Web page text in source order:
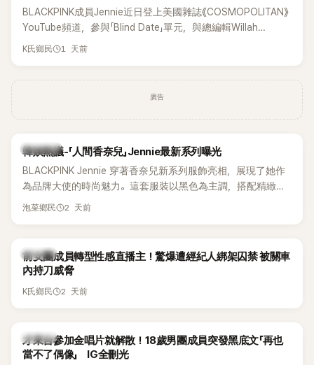
BLACKPINK成員Jennie近日登上美國雜誌《COSMOPOLITAN》
YouTube頻道，參與「Blind Date」單元，與總編輯Willah
Bennett大聊感情話題，從挑選約會對象、聯絡方式，到第一次
K氏鄉民 1 天前
廣告
熱議討論
韓娛熱議-「人間香奈兒」Jennie最新系列曝光
BLACKPINK Jennie 穿著香奈兒新系列服飾亮相，展現了她作
為品牌大使的時尚魅力。這套服裝以黑色為主調，搭配精緻的
細節，完美襯托出 Jennie 的優雅氣質。
泡菜鄉民 2 天前
K-POP
前女團成員轉型性感直播主！驚爆遭經紀人綁架囚禁 被關車
內持刀威脅
K氏鄉民 2 天前
K-POP
才來台參加金唱片就解散！18歲男團成員突發黑底文「再也
當不了偶像」 IG全刪光